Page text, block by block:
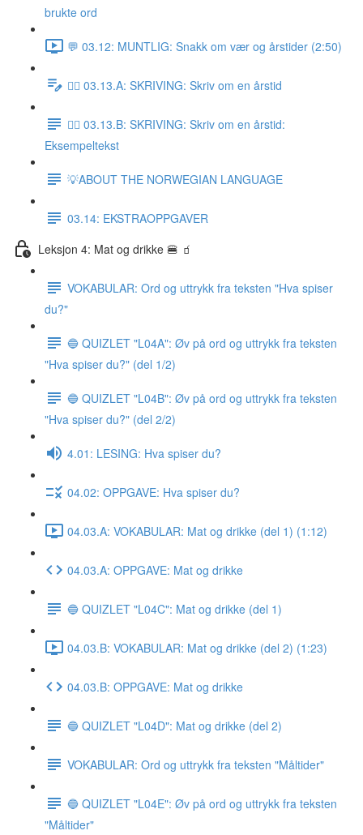
brukte ord
💬 03.12: MUNTLIG: Snakk om vær og årstider (2:50)
✍🏼 03.13.A: SKRIVING: Skriv om en årstid
✍🏼 03.13.B: SKRIVING: Skriv om en årstid:
Eksempeltekst
💡ABOUT THE NORWEGIAN LANGUAGE
03.14: EKSTRAOPPGAVER
Leksjon 4: Mat og drikke 🍔 🧃
VOKABULAR: Ord og uttrykk fra teksten "Hva spiser
du?"
🔵 QUIZLET "L04A": Øv på ord og uttrykk fra teksten
"Hva spiser du?" (del 1/2)
🔵 QUIZLET "L04B": Øv på ord og uttrykk fra teksten
"Hva spiser du?" (del 2/2)
4.01: LESING: Hva spiser du?
04.02: OPPGAVE: Hva spiser du?
04.03.A: VOKABULAR: Mat og drikke (del 1) (1:12)
04.03.A: OPPGAVE: Mat og drikke
🔵 QUIZLET "L04C": Mat og drikke (del 1)
04.03.B: VOKABULAR: Mat og drikke (del 2) (1:23)
04.03.B: OPPGAVE: Mat og drikke
🔵 QUIZLET "L04D": Mat og drikke (del 2)
VOKABULAR: Ord og uttrykk fra teksten "Måltider"
🔵 QUIZLET "L04E": Øv på ord og uttrykk fra teksten
"Måltider"